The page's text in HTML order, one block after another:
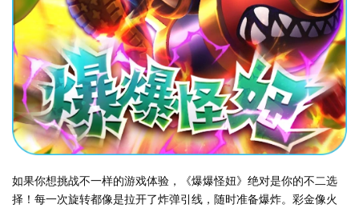
如果你想挑战不一样的游戏体验，《爆爆怪妞》绝对是你的不二选
择！每一次旋转都像是拉开了炸弹引线，随时准备爆炸。彩金像火